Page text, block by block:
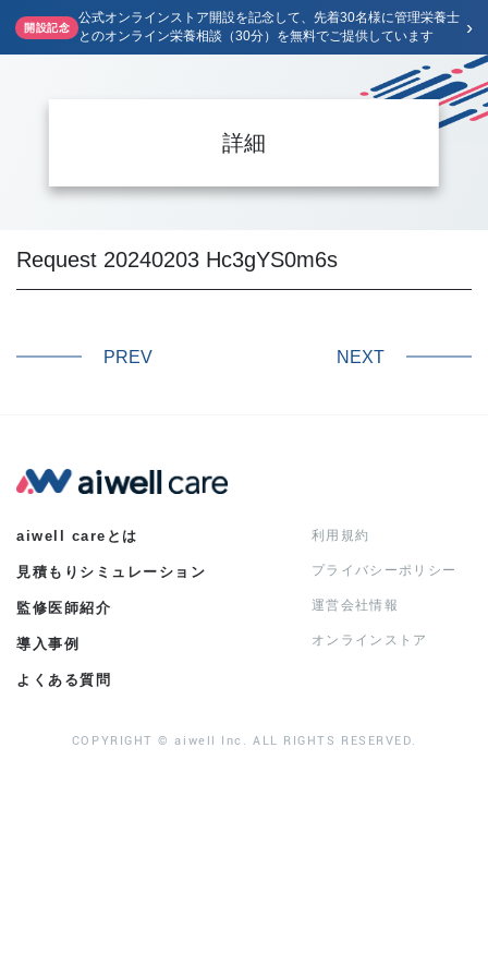
開設記念
公式オンラインストア開設を記念して、先着30名様に管理栄養士
とのオンライン栄養相談（30分）を無料でご提供しています
›
詳細
Request 20240203 Hc3gYS0m6s
PREV NEXT
aiwell careとは
見積もりシミュレーション
監修医師紹介
導入事例
よくある質問
利用規約
プライバシーポリシー
運営会社情報
オンラインストア
COPYRIGHT © aiwell Inc. ALL RIGHTS RESERVED.